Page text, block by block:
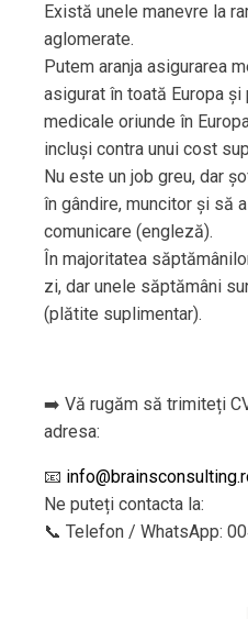
Există unele manevre la
aglomerate.
Putem aranja asigurarea
asigurat în toată Europa
medicale oriunde în
incluși contra unui cost
Nu este un job greu, dar
în gândire, muncitor și să
comunicare (engleză).
În majoritatea
zi, dar unele săptămâni
(plătite suplimentar).
➡️ Vă rugăm să trimiteți
adresa:
📧
Ne puteți contacta la:
📞 Telefon / WhatsApp: